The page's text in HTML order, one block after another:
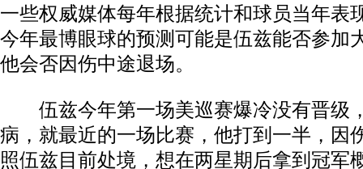
一些权威媒体每年根据统计和球员当年表
今年最博眼球的预测可能是伍兹能否参加
他会否因伤中途退场。
伍兹今年第一场美巡赛爆冷没有晋级
病，就最近的一场比赛，他打到一半，因
照伍兹目前处境，想在两星期后拿到冠军